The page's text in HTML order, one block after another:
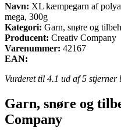
Navn: XL kæmpegarn af
mega, 300g
Kategori: Garn, snøre og
Producent: Creativ Company
Varenummer: 42167
EAN:
Vurderet til 4.1 ud af 5 stjerner
Garn, snøre og
Company